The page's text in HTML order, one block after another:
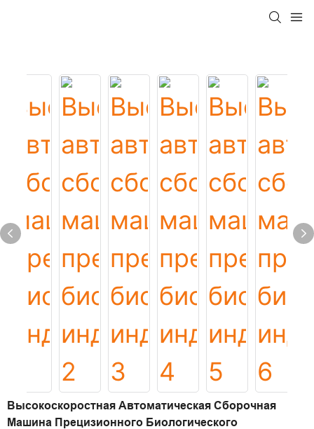
Высокоскоростная Автоматическая Сборочная
Машина Прецизионного Биологического